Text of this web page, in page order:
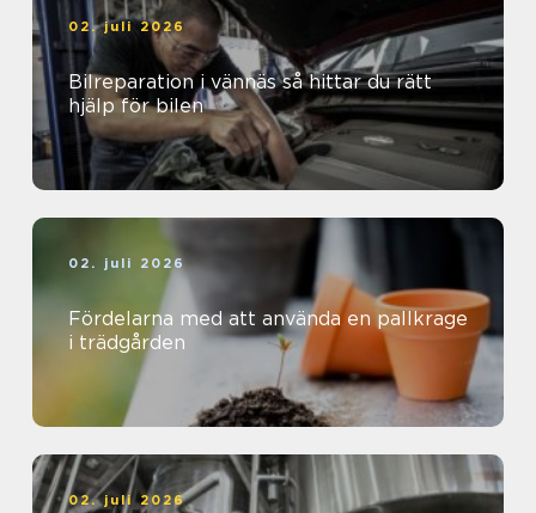
02. juli 2026
Bilreparation i vännäs så hittar du rätt
hjälp för bilen
02. juli 2026
Fördelarna med att använda en pallkrage
i trädgården
02. juli 2026